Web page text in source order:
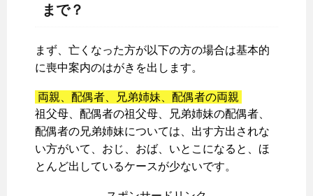
まで？
まず、亡くなった方が以下の方の場合は基本的
に喪中案内のはがきを出します。
両親、配偶者、兄弟姉妹、配偶者の両親
祖父母、配偶者の祖父母、兄弟姉妹の配偶者、
配偶者の兄弟姉妹については、出す方出されな
い方がいて、おじ、おば、いとこになると、ほ
とんど出しているケースが少ないです。